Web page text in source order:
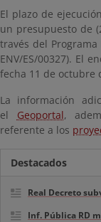
El plazo de
un presupuesto de
través del Programa
ENV/ES/00327). El
fecha 11 de octubre
La información
el Geoportal,
referente a los
Destacados
Real Decreto
Inf. Pública RD